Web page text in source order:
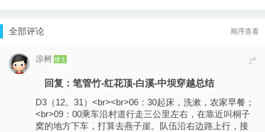
全部评论 顺序查看
凉树 楼主 2#
回复：笔管竹-红花顶-白溪-中坝穿越总结
D3（12。31）<br><br>06：30起床，洗漱，农家早餐；
<br>09：00乘车沿村道行走三公里左右，在靠近叫桐子
窝的地方下车，打算去燕子崖。队伍沿右边路上行，接